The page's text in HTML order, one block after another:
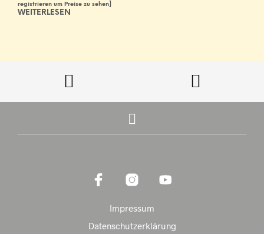
registrieren um Preise zu sehen]
WEITERLESEN
Impressum
Datenschutzerklärung